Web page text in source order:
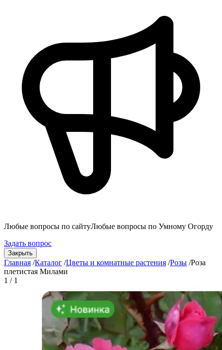
Любые вопросы по сайтуЛюбые вопросы по Умному Огорду
Задать вопрос
Закрыть
Главная /Каталог /Цветы и комнатные растения /Розы /Роза
плетистая Милами
1 / 1